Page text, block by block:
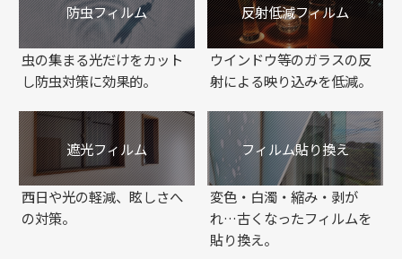
防虫フィルム
虫の集まる光だけをカット
し防虫対策に効果的。
反射低減フィルム
ウインドウ等のガラスの反
射による映り込みを低減。
遮光フィルム
西日や光の軽減、眩しさへ
の対策。
フィルム貼り換え
変色・白濁・縮み・剥が
れ…古くなったフィルムを
貼り換え。